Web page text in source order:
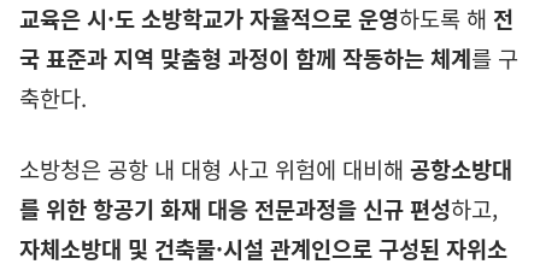
교육은 시·도 소방학교가 자율적으로 운영하도록 해 전
국 표준과 지역 맞춤형 과정이 함께 작동하는 체계를 구
축한다.
소방청은 공항 내 대형 사고 위험에 대비해 공항소방대
를 위한 항공기 화재 대응 전문과정을 신규 편성하고,
자체소방대 및 건축물·시설 관계인으로 구성된 자위소